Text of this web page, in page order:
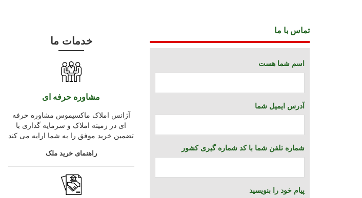
خدمات ما
مشاوره حرفه ای
آژانس املاک ماکسیموس مشاوره حرفه
ای در زمینه املاک و سرمایه گذاری با
تضمین خرید موفق را به شما ارایه می کند
راهنمای خرید ملک
تماس با ما
اسم شما هست
آدرس ایمیل شما
شماره تلفن شما با کد شماره گیری کشور
پیام خود را بنویسید